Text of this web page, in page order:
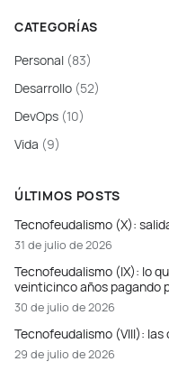
CATEGORÍAS
Personal (83)
Desarrollo (52)
DevOps (10)
Vida (9)
ÚLTIMOS POSTS
Tecnofeudalismo (X):
31 de julio de 2026
Tecnofeudalismo (IX): lo
veinticinco años pagando
30 de julio de 2026
Tecnofeudalismo (VIII):
29 de julio de 2026